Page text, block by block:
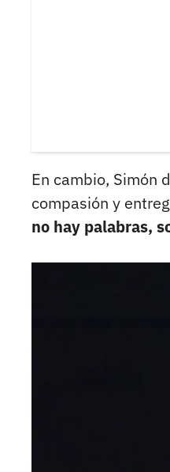
En cambio, Simón
compasión y
no hay palabras,